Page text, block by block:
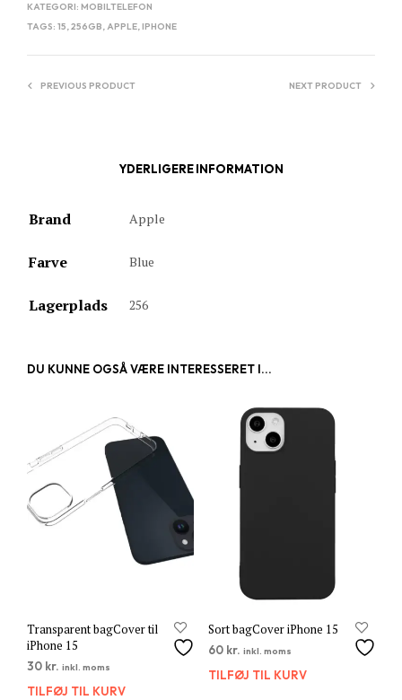
KATEGORI: MOBILTELEFON
TAGS: 15,256GB,APPLE,IPHONE
PREVIOUS PRODUCT NEXT PRODUCT
YDERLIGERE INFORMATION
Brand Apple
Farve Blue
Lagerplads 256
DU KUNNE OGSÅ VÆRE INTERESSERET I...
Transparent bagCover til
iPhone 15
30 kr. inkl. moms
TILFØJ TIL KURV
Sort bagCover iPhone 15
60 kr. inkl. moms
TILFØJ TIL KURV